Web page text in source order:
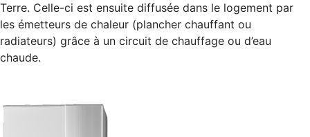
Terre. Celle-ci est ensuite diffusée dans le logement par
les émetteurs de chaleur (plancher chauffant ou
radiateurs) grâce à un circuit de chauffage ou d’eau
chaude.